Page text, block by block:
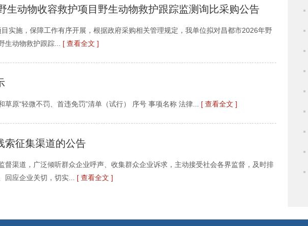
生动物收容救护项目野生动物救护跟踪监测询比采购公告
实施，保障工作有序开展，根据政府采购相关管理规定，我单位拟对昌都市2026年野
生动物救护跟踪... [ 查看全文 ]
草原“轻微不罚、首违免罚”清单（试行） 序号 事项名称 法律... [ 查看全文 ]
索征集渠道的公告
督渠道，广泛倾听群众企业呼声、收集群众企业诉求，主动接受社会各界监督，及时排
回应企业关切，切实... [ 查看全文 ]